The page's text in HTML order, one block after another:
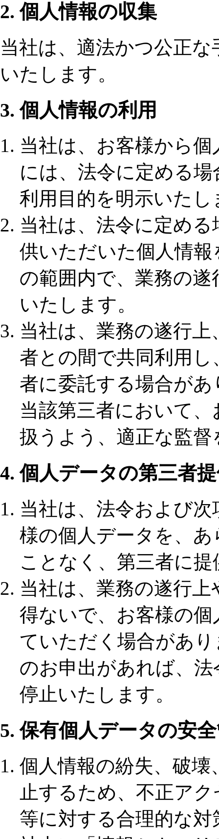
2. 個人情報の収集
当社は、適法かつ公正
いたします。
3. 個人情報の利用
当社は、お客様から
には、法令に定める
利用目的を明示いたし
当社は、法令に定め
供いただいた個人情
の範囲内で、業務の
いたします。
当社は、業務の遂行
者との間で共同利用
者に委託する場合が
当該第三者において
扱うよう、適正な監
4. 個人データの第三者
当社は、法令および
様の個人データを、
ことなく、第三者に
当社は、業務の遂行
得ないで、お客様の
ていただく場合があ
のお申出があれば、
停止いたします。
5. 保有個人データの安
個人情報の紛失、破
止するため、不正ア
等に対する合理的な